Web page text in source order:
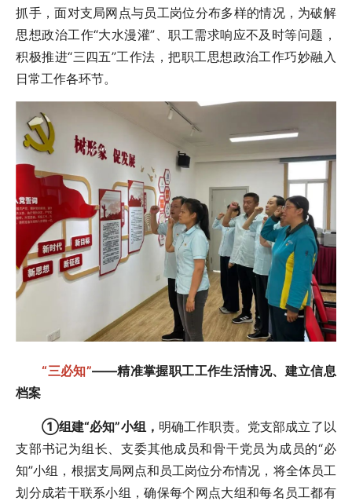
抓手，面对支局网点与员工岗位分布多样的情况，为破解
思想政治工作“大水漫灌”、职工需求响应不及时等问题，
积极推进“三四五”工作法，把职工思想政治工作巧妙融入
日常工作各环节。
“三必知”——精准掌握职工工作生活情况、建立信息
档案
①组建“必知”小组， 明确工作职责。党支部成立了以
支部书记为组长、支委其他成员和骨干党员为成员的“必
知”小组，根据支局网点和员工岗位分布情况，将全体员工
划分成若干联系小组，确保每个网点大组和每名员工都有